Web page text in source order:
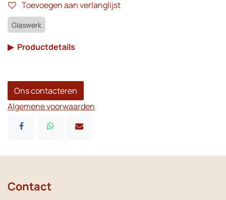
Toevoegen aan verlanglijst
Glaswerk
▶ Productdetails
Ons contacteren
Algemene voorwaarden
Contact